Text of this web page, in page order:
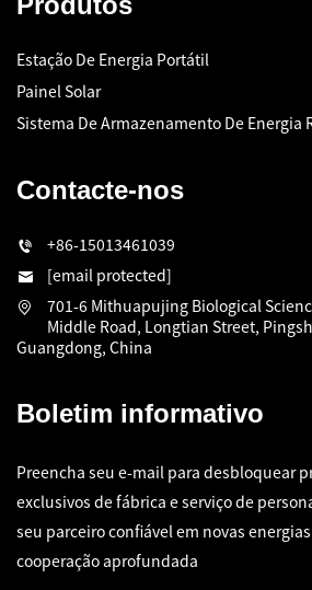
Estação De Energia Portátil
Painel Solar
Sistema De Armazenamento De Energia
Contacte-nos
+86-15013461039
[email protected]
701-6 Mithuapujing Biological
Middle Road, Longtian Street,
Guangdong, China
Boletim informativo
Preencha seu e-mail para desbloquear
exclusivos de fábrica e serviço de
seu parceiro confiável em novas
cooperação aprofundada